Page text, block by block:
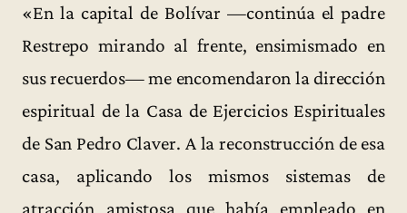
«En la capital de Bolívar —continúa el padre
Restrepo mirando al frente, ensimismado en
sus recuerdos— me encomendaron la dirección
espiritual de la Casa de Ejercicios Espirituales
de San Pedro Claver. A la reconstrucción de esa
casa, aplicando los mismos sistemas de
atracción amistosa que había empleado en